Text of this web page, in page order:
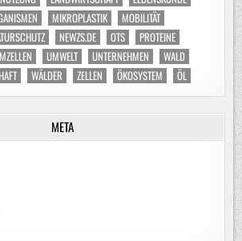
MIKROPLASTIK
MOBILITÄT
NEWZS.DE OTS
PROTEINE
UMWELT UNTERNEHMEN
WALD
WÄLDER ZELLEN ÖKOSYSTEM ÖL
META